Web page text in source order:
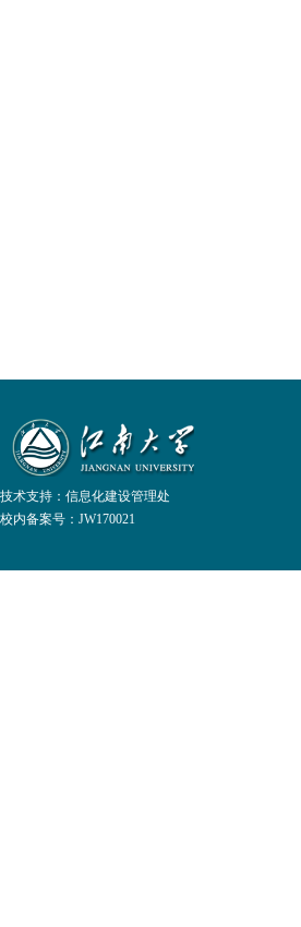
技术支持： 信息化建设管理处
校内备案号：JW170021